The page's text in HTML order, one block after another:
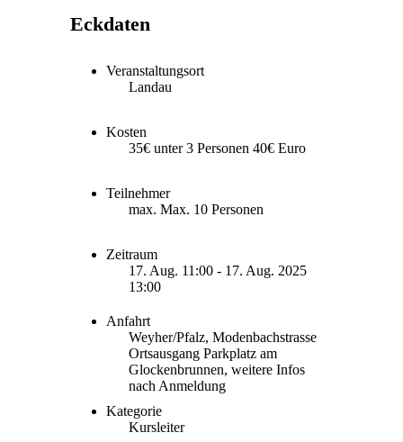
Eckdaten
Veranstaltungsort
Landau
Kosten
35€ unter 3 Personen 40€ Euro
Teilnehmer
max. Max. 10 Personen
Zeitraum
17. Aug. 11:00 - 17. Aug. 2025
13:00
Anfahrt
Weyher/Pfalz, Modenbachstrasse
Ortsausgang Parkplatz am
Glockenbrunnen, weitere Infos
nach Anmeldung
Kategorie
Kursleiter